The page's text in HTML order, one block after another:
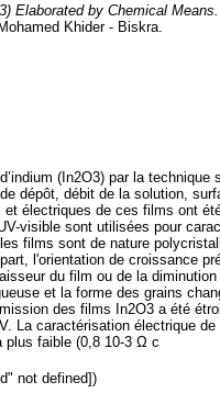
Elaborated by Chemical Means.
Khider - Biskra.
(In2O3) par la
dépôt, débit de la solution,
électriques de ces films ont
visible sont utilisées pour
films sont de nature
l'orientation de croissance
du film ou de la
et la forme des grains
des films In2O3 a été
La caractérisation électrique
plus faible (0,8 10-3 Ω c
not defined])